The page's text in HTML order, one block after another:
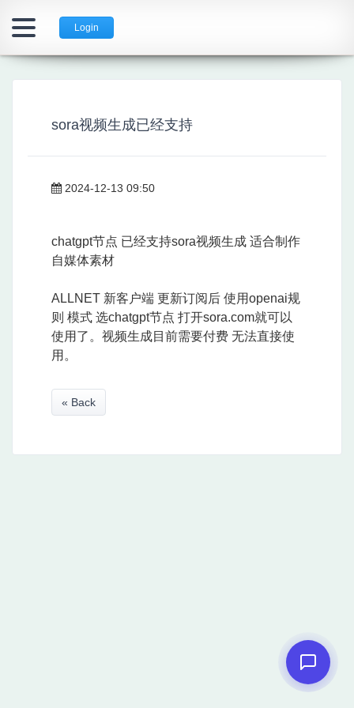
Login
sora视频生成已经支持
2024-12-13 09:50
chatgpt节点 已经支持sora视频生成 适合制作
自媒体素材
ALLNET 新客户端 更新订阅后 使用openai规
则 模式 选chatgpt节点 打开sora.com就可以
使用了。视频生成目前需要付费 无法直接使
用。
« Back